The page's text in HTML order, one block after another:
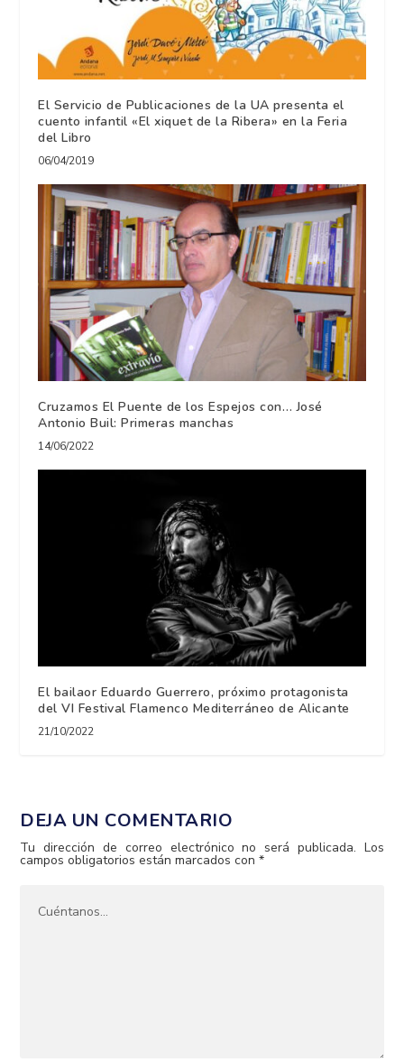
El Servicio de Publicaciones de la UA presenta el
cuento infantil «El xiquet de la Ribera» en la Feria
del Libro
06/04/2019
Cruzamos El Puente de los Espejos con… José
Antonio Buil: Primeras manchas
14/06/2022
El bailaor Eduardo Guerrero, próximo protagonista
del VI Festival Flamenco Mediterráneo de Alicante
21/10/2022
DEJA UN COMENTARIO
Tu dirección de correo electrónico no será publicada. Los
campos obligatorios están marcados con*